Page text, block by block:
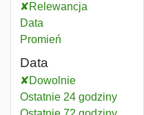
Relewancja
Data
Promień
Data
Dowolnie
Ostatnie 24 godziny